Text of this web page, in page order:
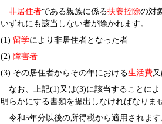
非居住者である親族に係る扶養控除の対
いずれにも該当しない者が除かれます。
(1) 留学により非居住者となった者
(2) 障害者
(3) その居住者からその年における生活費
なお、上記(1)又は(3)に該当することに
明らかにする書類を提出しなければなりま
令和5年分以後の所得税から適用されます